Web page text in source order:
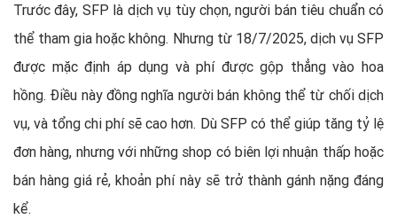
Trước đây, SFP là dịch vụ tùy chọn, người bán tiêu chuẩn có
thể tham gia hoặc không. Nhưng từ 18/7/2025, dịch vụ SFP
được mặc định áp dụng và phí được gộp thẳng vào hoa
hồng. Điều này đồng nghĩa người bán không thể từ chối dịch
vụ, và tổng chi phí sẽ cao hơn. Dù SFP có thể giúp tăng tỷ lệ
đơn hàng, nhưng với những shop có biên lợi nhuận thấp hoặc
bán hàng giá rẻ, khoản phí này sẽ trở thành gánh nặng đáng
kể.